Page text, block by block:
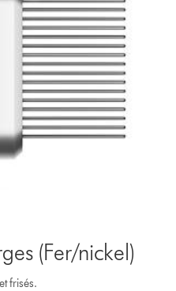
(Fer/nickel)
frisés.